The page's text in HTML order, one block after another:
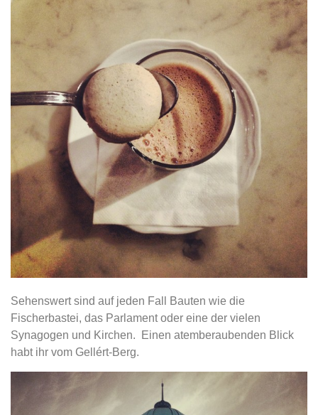
Sehenswert sind auf jeden Fall Bauten wie die
Fischerbastei, das Parlament oder eine der vielen
Synagogen und Kirchen. Einen atemberaubenden Blick
habt ihr vom Gellért-Berg.